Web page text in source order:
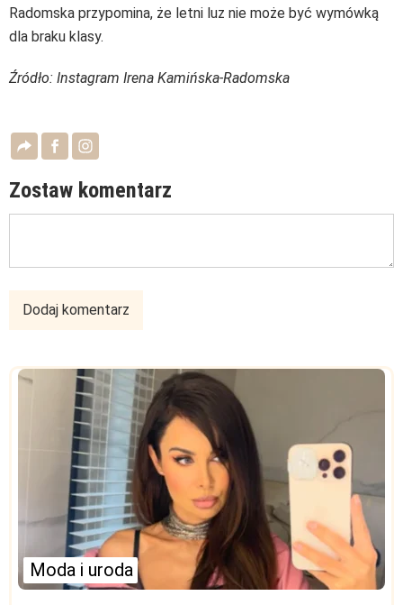
Radomska przypomina, że letni luz nie może być wymówką
dla braku klasy.
Źródło: Instagram Irena Kamińska-Radomska
Zostaw komentarz
Moda i uroda